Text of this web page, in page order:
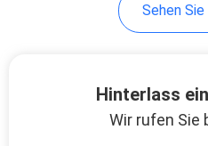
Sehen Sie
Hinterlass
Wir rufen Sie